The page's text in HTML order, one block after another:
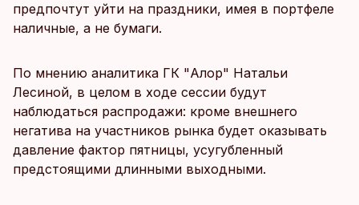
предпочтут уйти на праздники, имея в портфеле
наличные, а не бумаги.
По мнению аналитика ГК "Алор" Натальи
Лесиной, в целом в ходе сессии будут
наблюдаться распродажи: кроме внешнего
негатива на участников рынка будет оказывать
давление фактор пятницы, усугубленный
предстоящими длинными выходными.